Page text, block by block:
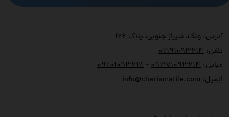
آدرس: ونک، شیراز جنوبی، پلاک ۱۲۶
تلفن:
۰۲۱۹۱۰۹۳۶۱۴
مبایل:
۰۹۳۷۱۰۹۳۶۱۴ - ۰۹۲۰۱۰۹۳۶۱۴
ایمیل:info@charismatile.com